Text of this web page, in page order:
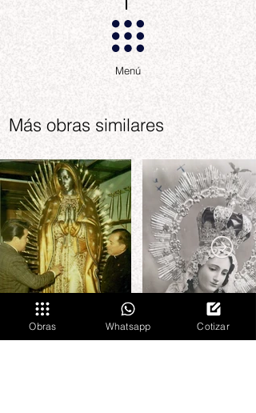
Menú
Más obras similares
Obras Whatsapp Cotizar